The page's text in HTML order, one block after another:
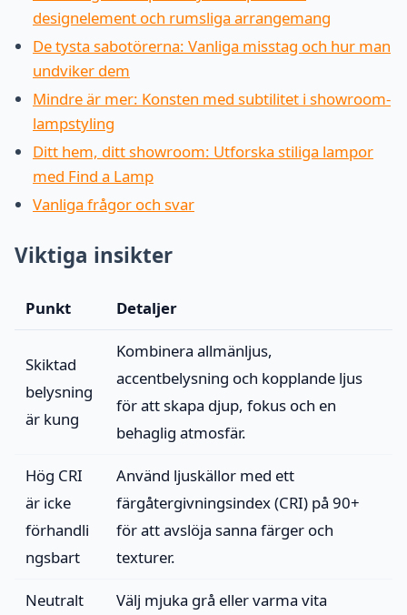
designelement och rumsliga arrangemang
De tysta sabotörerna: Vanliga misstag och hur man
undviker dem
Mindre är mer: Konsten med subtilitet i showroom-
lampstyling
Ditt hem, ditt showroom: Utforska stiliga lampor
med Find a Lamp
Vanliga frågor och svar
Viktiga insikter
Punkt Detaljer
Skiktad
belysning
är kung
Kombinera allmänljus,
accentbelysning och kopplande ljus
för att skapa djup, fokus och en
behaglig atmosfär.
Hög CRI
är icke
förhandli
ngsbart
Använd ljuskällor med ett
färgåtergivningsindex (CRI) på 90+
för att avslöja sanna färger och
texturer.
Neutralt
Välj mjuka grå eller varma vita